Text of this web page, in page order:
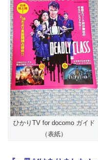
ひかりTV for docomo ガイド
（表紙）